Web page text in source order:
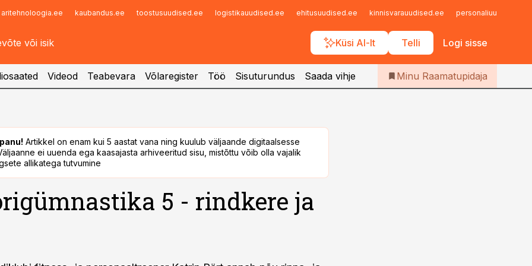
aritehnoloogia.ee kaubandus.ee toostusuudised.ee logistikauudised.ee ehitusuudised.ee kinnisvarauudised.ee personaliuudised.ee
Küsi AI-lt Telli Logi sisse
Infopank
Iseteenindus
Telli Raamatupidaja
Videod Teabevara Võlaregister Töö Sisuturundus Saada vihje Minu Raamatupidaja
Artikkel on enam kui 5 aastat vana ning kuulub väljaande digitaalsesse
ei uuenda ega kaasajasta arhiveeritud sisu, mistõttu võib olla vajalik
allikatega tutvumine
5 - rindkere ja